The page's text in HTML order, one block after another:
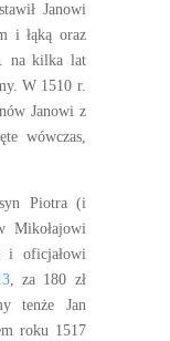
Janowi
i łąką oraz
na kilka lat
W 1510 r.
Janowi z
wówczas,
Piotra (i
Mikołajowi
i oficjałowi
, za 180 zł
tenże Jan
roku 1517